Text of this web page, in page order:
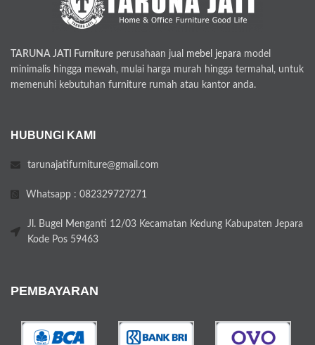
TARUNA JATI Furniture perusahaan jual mebel jepara model
minimalis hingga mewah, mulai harga murah hingga termahal, untuk
memenuhi kebutuhan furniture rumah atau kantor anda.
HUBUNGI KAMI
tarunajatifurniture@gmail.com
Whatsapp : 082329727271
Jl. Bugel Menganti 12/03 Kecamatan Kedung Kabupaten Jepara
Kode Pos 59463
PEMBAYARAN